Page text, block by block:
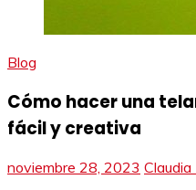
Blog
Cómo hacer una
fácil y creativa
noviembre 28, 2023